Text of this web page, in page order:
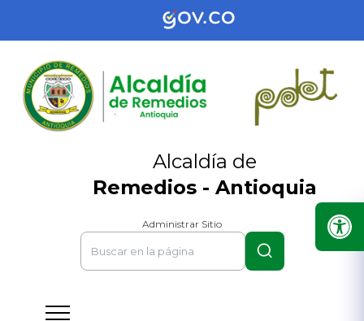
Alcaldía de
Remedios - Antioquia
Administrar Sitio